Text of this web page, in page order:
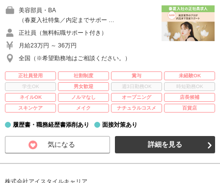
美容部員・BA
（春夏入社特集／内定までサポー …
正社員（無料転職サポート付き）
月給23万円 ～ 36万円
全国（※希望勤務地はご相談ください。）
正社員登用 社割制度 賞与
未経験OK
学生OK
男女歓迎 週3日勤務OK
時短勤務OK
ネイルOK
ノルマなし オープニング
店長候補
スキンケア
メイク ナチュラルコスメ 百貨店
履歴書・職務経歴書添削あり 面接対策あり
気になる 詳細を見る
株式会社アイスタイルキャリア